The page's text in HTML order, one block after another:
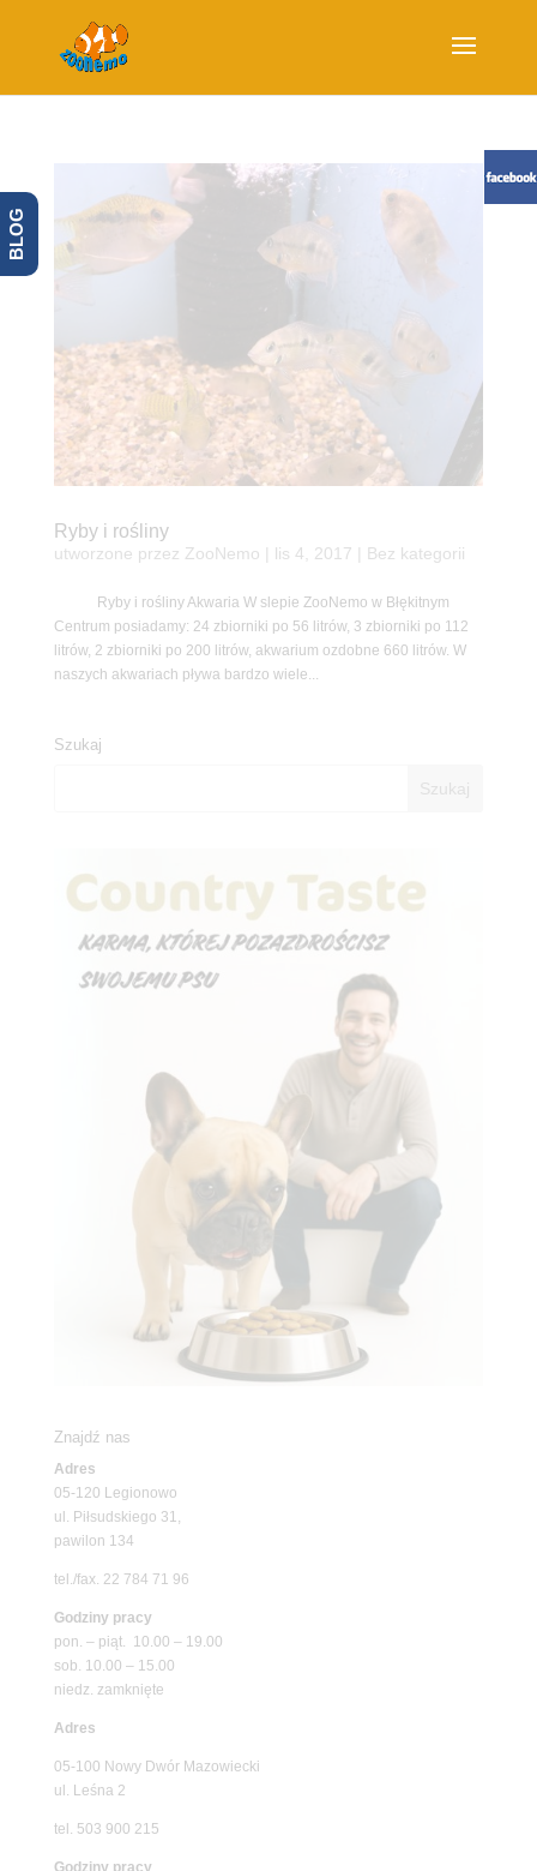
Ryby i rośliny
utworzone przez ZooNemo lis 4, 2017 | Bez kategorii
Ryby i rośliny Akwaria W slepie ZooNemo w Błękitnym
Centrum posiadamy: 24 zbiorniki po 56 litrów, 3 zbiorniki po 112
litrów, 2 zbiorniki po 200 litrów, akwarium ozdobne 660 litrów. W
naszych akwariach pływa bardzo wiele...
Szukaj
Znajdź nas
Adres
05-120 Legionowo
ul. Piłsudskiego 31,
pawilon 134
tel./fax. 22 784 71 96
Godziny pracy
pon. – piąt. 10.00 – 19.00
sob. 10.00 – 15.00
niedz. zamknięte
Adres
05-100 Nowy Dwór Mazowiecki
ul. Leśna 2
tel. 503 900 215
Godziny pracy
BLOG